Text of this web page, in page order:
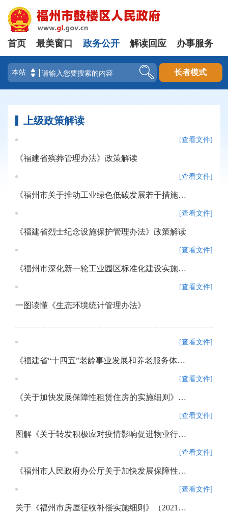
登录
首页 最美窗口 政务公开 解读回应 办事服务
长者模式
上级政策解读
[查看文件]
《福建省殡葬管理办法》政策解读
[查看文件]
《福州市关于推动工业绿色低碳发展若干措施》政策解读
[查看文件]
《福建省烈士纪念设施保护管理办法》政策解读
[查看文件]
《福州市深化新一轮工业园区标准化建设实施方案》政策解读
[查看文件]
一图读懂《生态环境统计管理办法》
[查看文件]
《福建省“十四五”老龄事业发展和养老服务体系规划》政策解读
[查看文件]
《关于加快发展保障性租赁住房的实施细则》及相关配套制度的政策解读
[查看文件]
图解《关于转发积极应对疫情影响促进物业行业健康发展若干措施的通知》政策解读
[查看文件]
《福州市人民政府办公厅关于加快发展保障性租赁住房的实施意见》政策解读
[查看文件]
关于《福州市房屋征收补偿实施细则》（2021年修订版）的政策解读